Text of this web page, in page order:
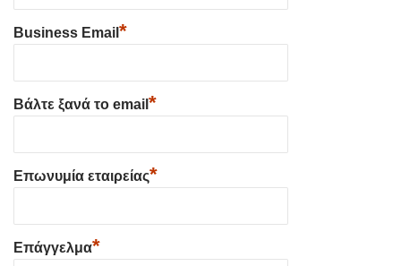
Business Email *
Βάλτε ξανά το email *
Επωνυμία εταιρείας*
Επάγγελμα*